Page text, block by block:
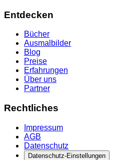
Entdecken
Bücher
Ausmalbilder
Blog
Preise
Erfahrungen
Über uns
Partner
Rechtliches
Impressum
AGB
Datenschutz
Datenschutz-Einstellungen